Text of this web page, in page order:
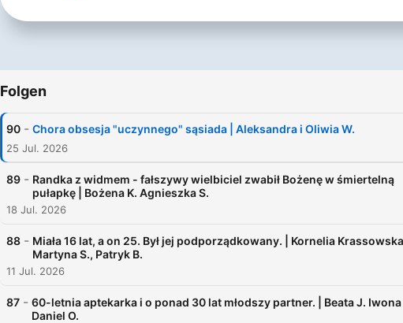
Folgen
90 - Chora obsesja "uczynnego" sąsiada | Aleksandra i Oliwia W.
25 Jul. 2026
89 - Randka z widmem - fałszywy wielbiciel zwabił Bożenę w śmiertelną
pułapkę | Bożena K. Agnieszka S.
18 Jul. 2026
88 - Miała 16 lat, a on 25. Był jej podporządkowany. | Kornelia
Martyna S., Patryk B.
11 Jul. 2026
87 - 60-letnia aptekarka i o ponad 30 lat młodszy partner. | Beata J. Iwona
Daniel O.